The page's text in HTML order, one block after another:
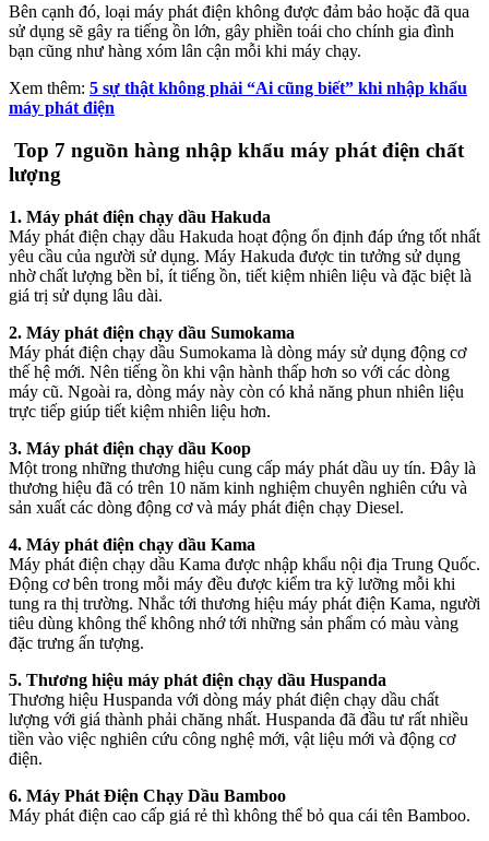
Bên cạnh đó, loại máy phát điện không được đảm bảo hoặc đã qua
sử dụng sẽ gây ra tiếng ồn lớn, gây phiền toái cho chính gia đình
bạn cũng như hàng xóm lân cận mỗi khi máy chạy.
Xem thêm: 5 sự thật không phải “Ai cũng biết” khi nhập khẩu
máy phát điện
Top 7 nguồn hàng nhập khẩu máy phát điện chất
lượng
1. Máy phát điện chạy dầu Hakuda
Máy phát điện chạy dầu Hakuda hoạt động ổn định đáp ứng tốt nhất
yêu cầu của người sử dụng. Máy Hakuda được tin tưởng sử dụng
nhờ chất lượng bền bỉ, ít tiếng ồn, tiết kiệm nhiên liệu và đặc biệt là
giá trị sử dụng lâu dài.
2. Máy phát điện chạy dầu Sumokama
Máy phát điện chạy dầu Sumokama là dòng máy sử dụng động cơ
thế hệ mới. Nên tiếng ồn khi vận hành thấp hơn so với các dòng
máy cũ. Ngoài ra, dòng máy này còn có khả năng phun nhiên liệu
trực tiếp giúp tiết kiệm nhiên liệu hơn.
3. Máy phát điện chạy dầu Koop
Một trong những thương hiệu cung cấp máy phát dầu uy tín. Đây là
thương hiệu đã có trên 10 năm kinh nghiệm chuyên nghiên cứu và
sản xuất các dòng động cơ và máy phát điện chạy Diesel.
4. Máy phát điện chạy dầu Kama
Máy phát điện chạy dầu Kama được nhập khẩu nội địa Trung Quốc.
Động cơ bên trong mỗi máy đều được kiểm tra kỹ lưỡng mỗi khi
tung ra thị trường. Nhắc tới thương hiệu máy phát điện Kama, người
tiêu dùng không thể không nhớ tới những sản phẩm có màu vàng
đặc trưng ấn tượng.
5. Thương hiệu máy phát điện chạy dầu Huspanda
Thương hiệu Huspanda với dòng máy phát điện chạy dầu chất
lượng với giá thành phải chăng nhất. Huspanda đã đầu tư rất nhiều
tiền vào việc nghiên cứu công nghệ mới, vật liệu mới và động cơ
điện.
6. Máy Phát Điện Chạy Dầu Bamboo
Máy phát điện cao cấp giá rẻ thì không thể bỏ qua cái tên Bamboo.